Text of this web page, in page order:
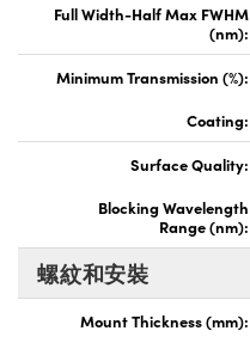
Full Width-Half Max FWHM
(nm):
Minimum Transmission (%):
Coating:
Surface Quality:
Blocking Wavelength
Range (nm):
螺紋和安裝
Mount Thickness (mm):